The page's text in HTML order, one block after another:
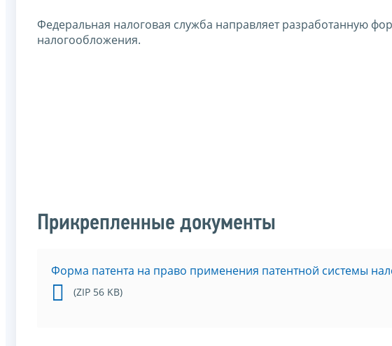
Федеральная налоговая служба направляет разработанную
налогообложения.
Прикрепленные документы
Форма патента на право применения патентной системы
(ZIP 56 KB)